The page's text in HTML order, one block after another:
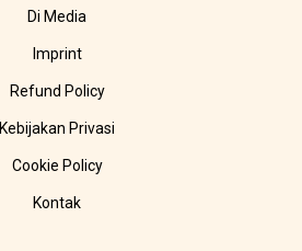
Di Media
Imprint
Refund Policy
Kebijakan Privasi
Cookie Policy
Kontak